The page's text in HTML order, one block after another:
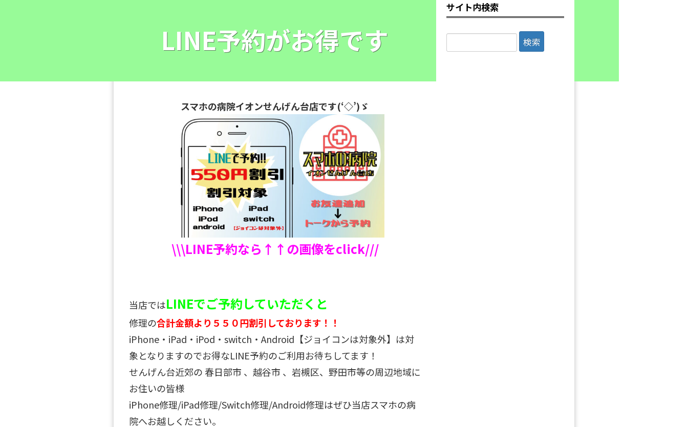
LINE予約がお得です
スマホの病院イオンせんげん台店です(‘◇’)ゞ
\\\LINE予約なら↑↑の画像をclick///
当店ではLINEでご予約していただくと
修理の合計金額より５５０円割引しております！！
iPhone・iPad・iPod・switch・Android【ジョイコンは対象外】は対
象となりますのでお得なLINE予約のご利用お待ちしてます！
せんげん台近郊の 春日部市 、越谷市 、岩槻区、野田市等の周辺地域に
お住いの皆様
iPhone修理/iPad修理/Switch修理/Android修理はぜひ当店スマホの病
院へお越しください。
サイト内検索
検
索: